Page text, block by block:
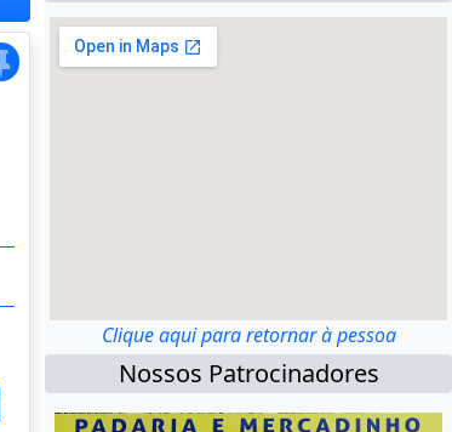
Clique aqui para retornar à pessoa
Nossos Patrocinadores